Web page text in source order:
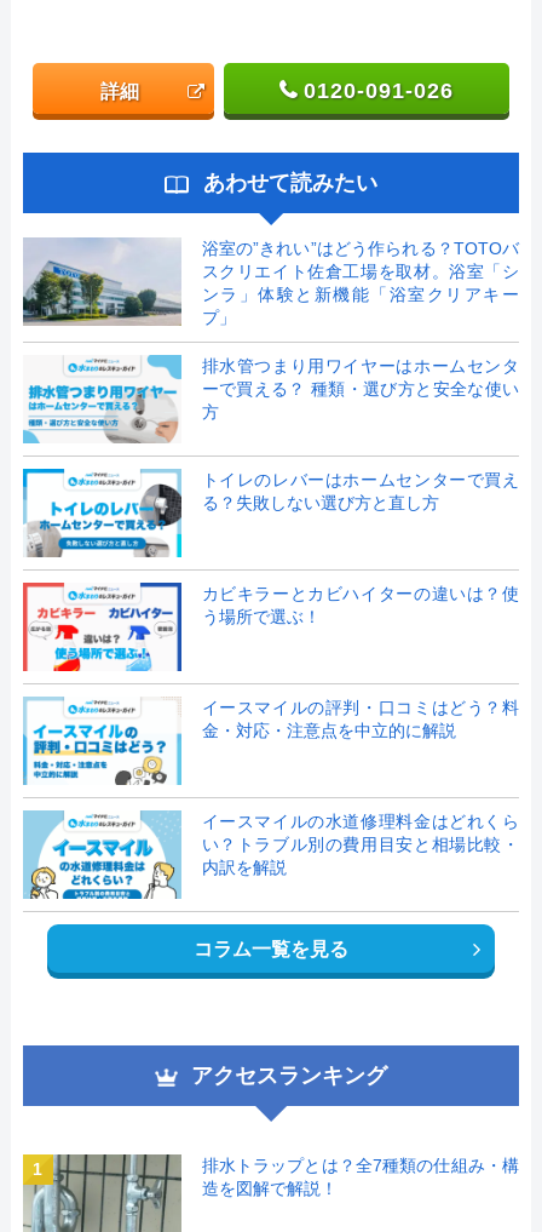
詳細 0120-091-026
あわせて読みたい
浴室の”きれい”はどう作られる？TOTOバ
スクリエイト佐倉工場を取材。浴室「シ
ンラ」体験と新機能「浴室クリアキー
プ」
排水管つまり用ワイヤーはホームセンタ
ーで買える？ 種類・選び方と安全な使い
方
トイレのレバーはホームセンターで買え
る？失敗しない選び方と直し方
カビキラーとカビハイターの違いは？使
う場所で選ぶ！
イースマイルの評判・口コミはどう？料
金・対応・注意点を中立的に解説
イースマイルの水道修理料金はどれくら
い？トラブル別の費用目安と相場比較・
内訳を解説
コラム一覧を見る
アクセスランキング
1
排水トラップとは？全7種類の仕組み・構
造を図解で解説！